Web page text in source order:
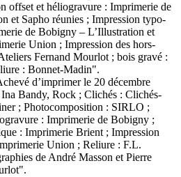
offset et héliogravure : Imprimerie de
et Sapho réunies ; Impression typo-
de Bobigny – L’Illustration et
Union ; Impression des hors-
Fernand Mourlot ; bois gravé :
: Bonnet-Madin".
d’imprimer le 20 décembre
Bandy, Rock ; Clichés : Clichés-
; Photocomposition : SIRLO ;
: Imprimerie de Bobigny ;
: Imprimerie Brient ; Impression
Union ; Reliure : F.L.
de André Masson et Pierre